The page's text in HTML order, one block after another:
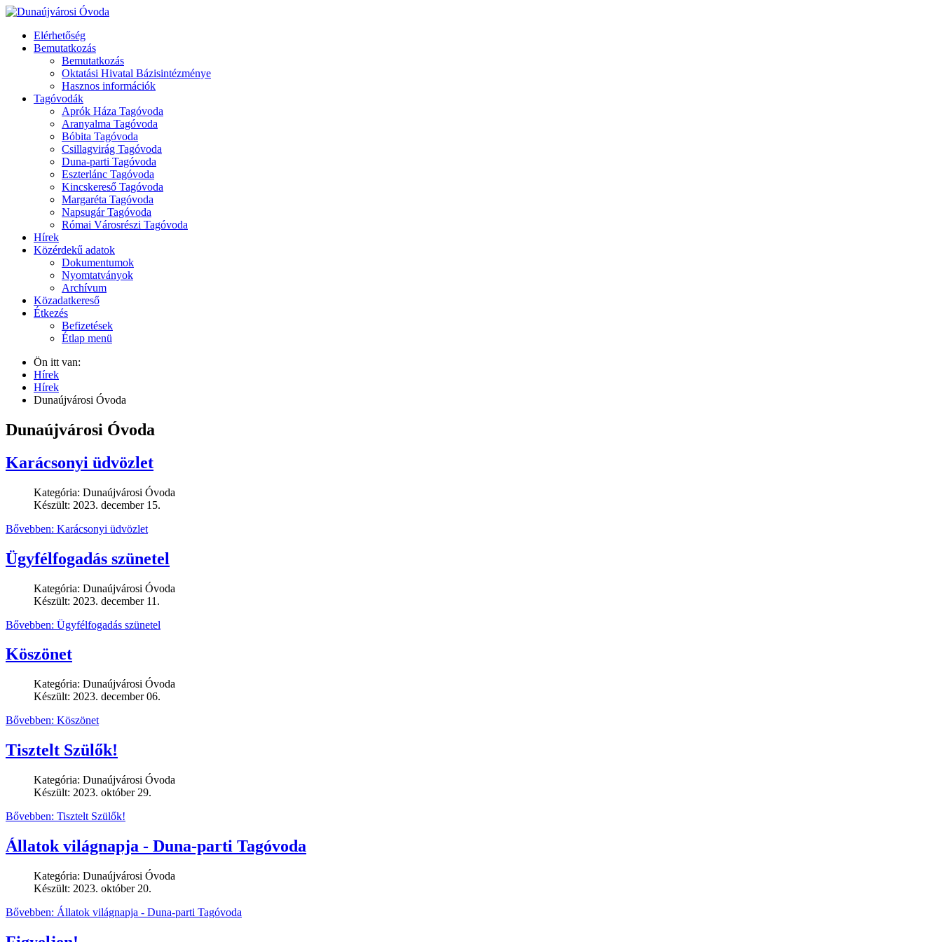
Elérhetőség
Bemutatkozás
Bemutatkozás
Oktatási Hivatal Bázisintézménye
Hasznos információk
Tagóvodák
Aprók Háza Tagóvoda
Aranyalma Tagóvoda
Bóbita Tagóvoda
Csillagvirág Tagóvoda
Duna-parti Tagóvoda
Eszterlánc Tagóvoda
Kincskereső Tagóvoda
Margaréta Tagóvoda
Napsugár Tagóvoda
Római Városrészi Tagóvoda
Hírek
Közérdekű adatok
Dokumentumok
Nyomtatványok
Archívum
Közadatkereső
Étkezés
Befizetések
Étlap menü
Ön itt van:
Hírek
Hírek
Dunaújvárosi Óvoda
Dunaújvárosi Óvoda
Karácsonyi üdvözlet
Kategória: Dunaújvárosi Óvoda
Készült: 2023. december 15.
Bővebben: Karácsonyi üdvözlet
Ügyfélfogadás szünetel
Kategória: Dunaújvárosi Óvoda
Készült: 2023. december 11.
Bővebben: Ügyfélfogadás szünetel
Köszönet
Kategória: Dunaújvárosi Óvoda
Készült: 2023. december 06.
Bővebben: Köszönet
Tisztelt Szülők!
Kategória: Dunaújvárosi Óvoda
Készült: 2023. október 29.
Bővebben: Tisztelt Szülők!
Állatok világnapja - Duna-parti Tagóvoda
Kategória: Dunaújvárosi Óvoda
Készült: 2023. október 20.
Bővebben: Állatok világnapja - Duna-parti Tagóvoda